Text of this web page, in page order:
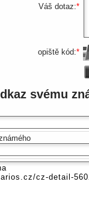
Váš dotaz:*
opiště kód:*
svému